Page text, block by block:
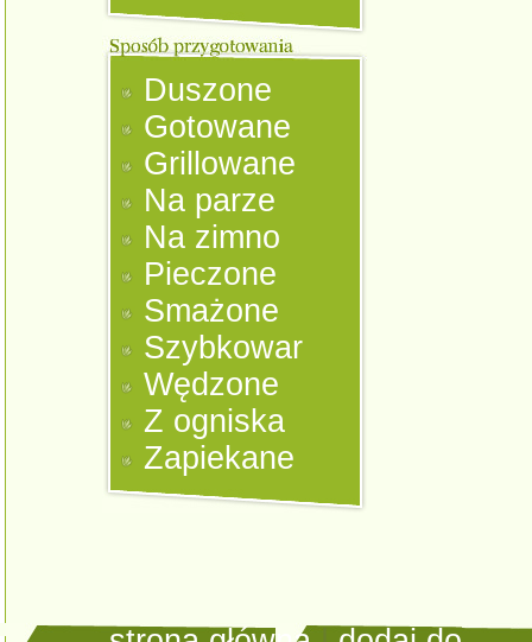
Duszone
Gotowane
Grillowane
Na parze
Na zimno
Pieczone
Smażone
Szybkowar
Wędzone
Z ogniska
Zapiekane